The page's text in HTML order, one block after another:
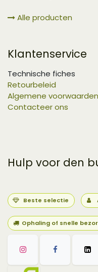
Alle producten
Klantenservice
Technische fiches
Retourbeleid
Algemene voorwaarden
Contacteer ons
Hulp voor den
Beste selectie
Ophaling of snelle